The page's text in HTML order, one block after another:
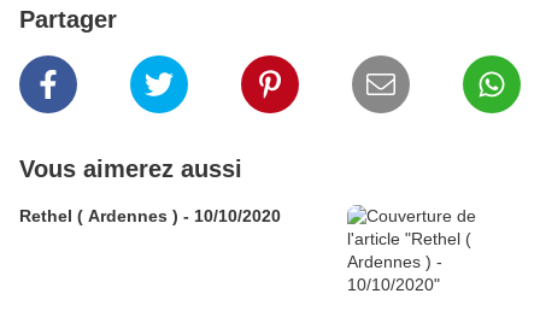
Partager
Vous aimerez aussi
Rethel ( Ardennes ) - 10/10/2020